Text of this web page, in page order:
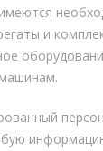
и